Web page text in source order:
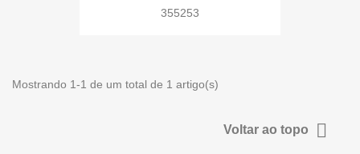
355253
Mostrando 1-1 de um total de 1 artigo(s)
Voltar ao topo 